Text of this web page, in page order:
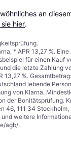
an
hier.
* APR 13,27 %.
für einen Kauf
die letzte Zahlung
13,27 %.
lebende
von Klarna.
der Bonitätsprüfung.
46, 111 34 Stockholm,
weitere
agb/.